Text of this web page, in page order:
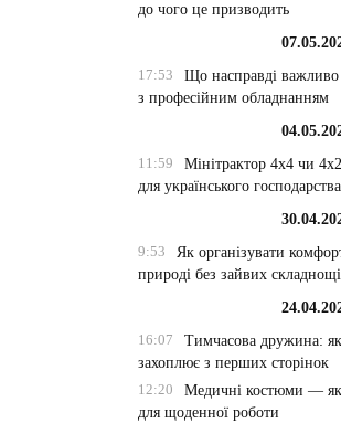
до чого це призводить
17:53
Що насправді
з професійним обладнанням
11:59
Мінітрактор 4х4 чи
для українського господарства
9:53
Як організувати
природі без зайвих
16:07
Тимчасова дружина:
захоплює з перших сторінок
12:20
Медичні костюми — як
для щоденної роботи